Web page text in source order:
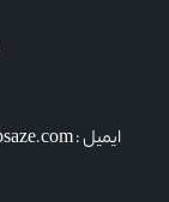
ایمیل : mahtabsazeh0@gmail.com – info@mahtabsaze.com